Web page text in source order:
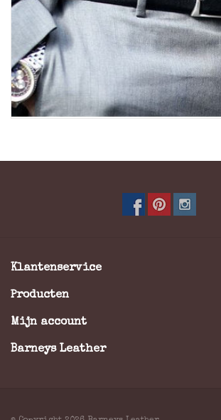
Klantenservice
Producten
Mijn account
Barneys Leather